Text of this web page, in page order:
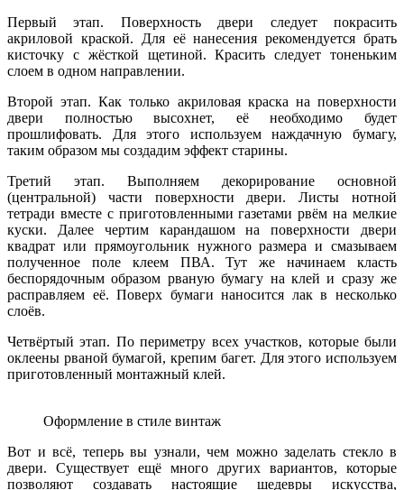
Первый этап. Поверхность двери следует покрасить
акриловой краской. Для её нанесения рекомендуется брать
кисточку с жёсткой щетиной. Красить следует тоненьким
слоем в одном направлении.
Второй этап. Как только акриловая краска на поверхности
двери полностью высохнет, её необходимо будет
прошлифовать. Для этого используем наждачную бумагу,
таким образом мы создадим эффект старины.
Третий этап. Выполняем декорирование основной
(центральной) части поверхности двери. Листы нотной
тетради вместе с приготовленными газетами рвём на мелкие
куски. Далее чертим карандашом на поверхности двери
квадрат или прямоугольник нужного размера и смазываем
полученное поле клеем ПВА. Тут же начинаем класть
беспорядочным образом рваную бумагу на клей и сразу же
расправляем её. Поверх бумаги наносится лак в несколько
слоёв.
Четвёртый этап. По периметру всех участков, которые были
оклеены рваной бумагой, крепим багет. Для этого используем
приготовленный монтажный клей.
Оформление в стиле винтаж
Вот и всё, теперь вы узнали, чем можно заделать стекло в
двери. Существует ещё много других вариантов, которые
позволяют создавать настоящие шедевры искусства,